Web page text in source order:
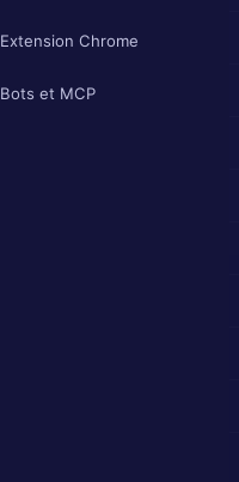
Extension Chrome
Bots et MCP